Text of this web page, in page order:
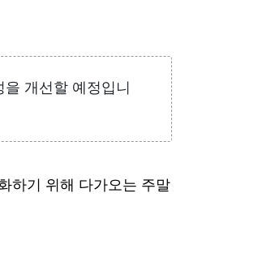
개선할 예정입니
하기 위해 다가오는 주말